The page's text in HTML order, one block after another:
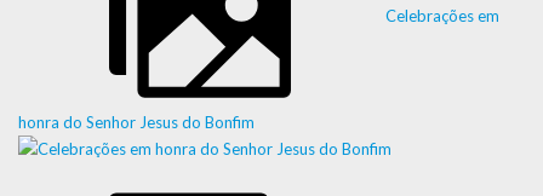
Celebrações em
honra do Senhor Jesus do Bonfim